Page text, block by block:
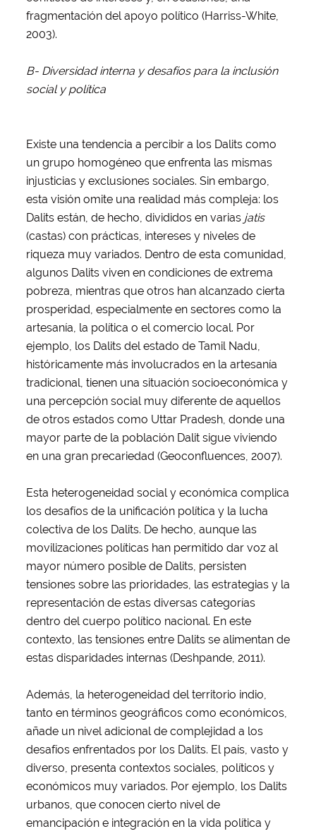
fragmentación del apoyo político (Harriss-White,
2003).
B- Diversidad interna y desafíos para la inclusión
social y política
Existe una tendencia a percibir a los Dalits como
un grupo homogéneo que enfrenta las mismas
injusticias y exclusiones sociales. Sin embargo,
esta visión omite una realidad más compleja: los
Dalits están, de hecho, divididos en varias jatis
(castas) con prácticas, intereses y niveles de
riqueza muy variados. Dentro de esta comunidad,
algunos Dalits viven en condiciones de extrema
pobreza, mientras que otros han alcanzado cierta
prosperidad, especialmente en sectores como la
artesanía, la política o el comercio local. Por
ejemplo, los Dalits del estado de Tamil Nadu,
históricamente más involucrados en la artesanía
tradicional, tienen una situación socioeconómica y
una percepción social muy diferente de aquellos
de otros estados como Uttar Pradesh, donde una
mayor parte de la población Dalit sigue viviendo
en una gran precariedad (Geoconfluences, 2007).
Esta heterogeneidad social y económica complica
los desafíos de la unificación política y la lucha
colectiva de los Dalits. De hecho, aunque las
movilizaciones políticas han permitido dar voz al
mayor número posible de Dalits, persisten
tensiones sobre las prioridades, las estrategias y la
representación de estas diversas categorías
dentro del cuerpo político nacional. En este
contexto, las tensiones entre Dalits se alimentan de
estas disparidades internas (Deshpande, 2011).
Además, la heterogeneidad del territorio indio,
tanto en términos geográficos como económicos,
añade un nivel adicional de complejidad a los
desafíos enfrentados por los Dalits. El país, vasto y
diverso, presenta contextos sociales, políticos y
económicos muy variados. Por ejemplo, los Dalits
urbanos, que conocen cierto nivel de
emancipación e integración en la vida política y